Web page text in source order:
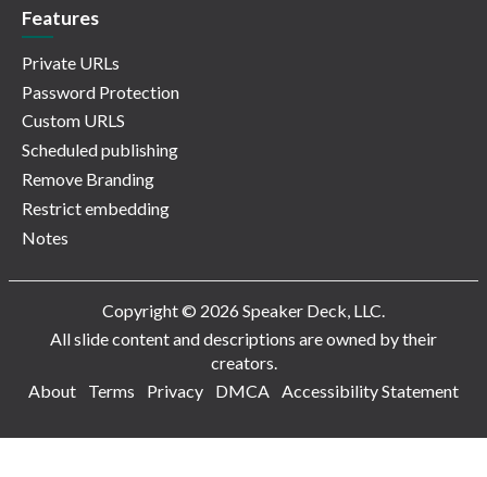
Features
Private URLs
Password Protection
Custom URLS
Scheduled publishing
Remove Branding
Restrict embedding
Notes
Copyright © 2026 Speaker Deck, LLC.
All slide content and descriptions are owned by their
creators.
About
Terms Privacy DMCA Accessibility Statement